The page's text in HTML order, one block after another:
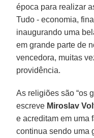
época para realizar
Tudo - economia,
inaugurando uma
em grande parte de
vencedora, muitas
providência.
As religiões são “os
escreve Miroslav
e acreditam em uma
continua sendo uma